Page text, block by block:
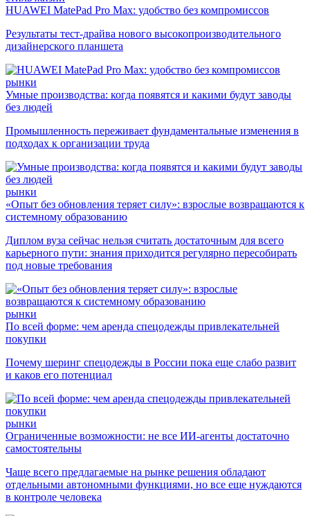
HUAWEI MatePad Pro Max: удобство без компромиссов
Результаты тест-драйва нового высокопроизводительного
дизайнерского планшета
рынки
Умные производства: когда появятся и какими будут заводы
без людей
Промышленность переживает фундаментальные изменения в
подходах к организации труда
рынки
«Опыт без обновления теряет силу»: взрослые возвращаются к
системному образованию
Диплом вуза сейчас нельзя считать достаточным для всего
карьерного пути: знания приходится регулярно пересобирать
под новые требования
рынки
По всей форме: чем аренда спецодежды привлекательней
покупки
Почему шеринг спецодежды в России пока еще слабо развит
и каков его потенциал
рынки
Ограниченные возможности: не все ИИ-агенты достаточно
самостоятельны
Чаще всего предлагаемые на рынке решения обладают
отдельными автономными функциями, но все еще нуждаются
в контроле человека